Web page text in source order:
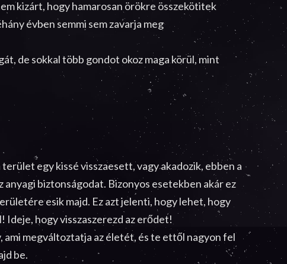
kizárt, hogy hamarosan örökre összekötitek
évben semmi sem zavarja meg
de sokkal több gondot okoz maga körül, mint
egy kissé visszaesett, vagy akadozik, ebben a
biztonságodat. Bizonyos esetekben akár ez
esik majd. Ez azt jelenti, hogy lehet, hogy
Ideje, hogy visszaszerezd az erődet!
megváltoztatja az életét, és te ettől nagyon fel
be.